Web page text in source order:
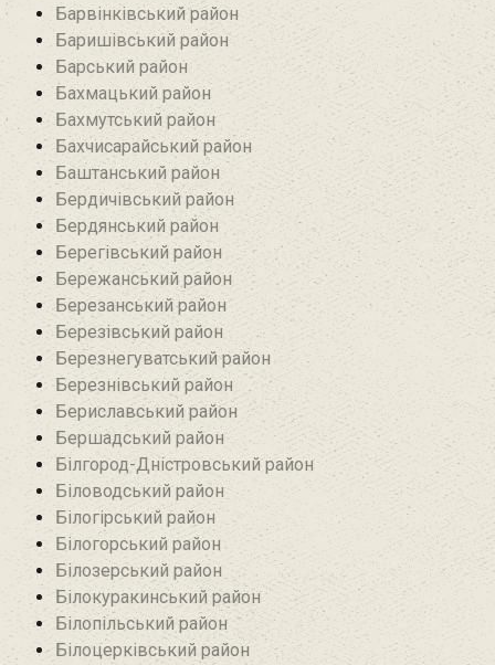
Барвінківський район
Баришівський район
Барський район
Бахмацький район
Бахмутський район
Бахчисарайський район
Баштанський район
Бердичівський район
Бердянський район
Берегівський район
Бережанський район‎
Березанський район‎
Березівський район
Березнегуватський район‎
Березнівський район‎
Бериславський район
Бершадський район
Білгород-Дністровський район
Біловодський район‎
Білогірський район
Білогорський район
Білозерський район
Білокуракинський район‎
Білопільський район
Білоцерківський район